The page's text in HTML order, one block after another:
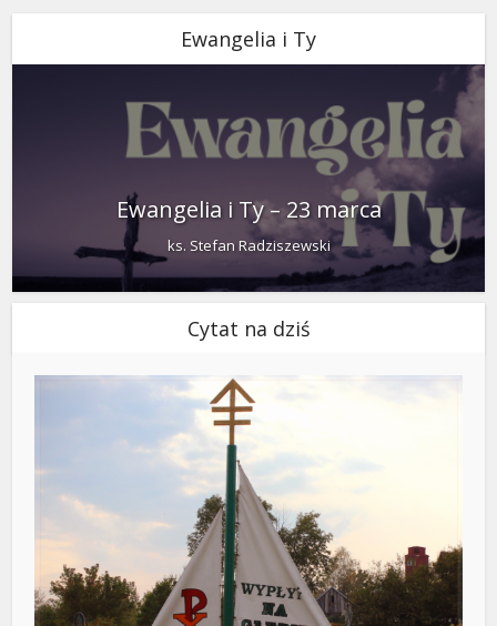
Ewangelia i Ty
Ewangelia i Ty – 23 marca
ks. Stefan Radziszewski
Cytat na dziś